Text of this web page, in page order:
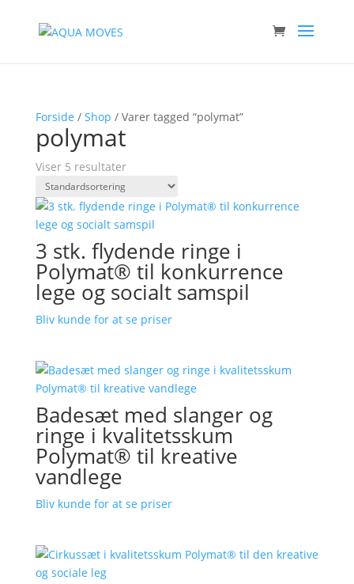
Forside / Shop / Varer tagged “polymat”
polymat
Viser 5 resultater
3 stk. flydende ringe i
Polymat® til konkurrence
lege og socialt samspil
Bliv kunde for at se priser
Badesæt med slanger og
ringe i kvalitetsskum
Polymat® til kreative
vandlege
Bliv kunde for at se priser